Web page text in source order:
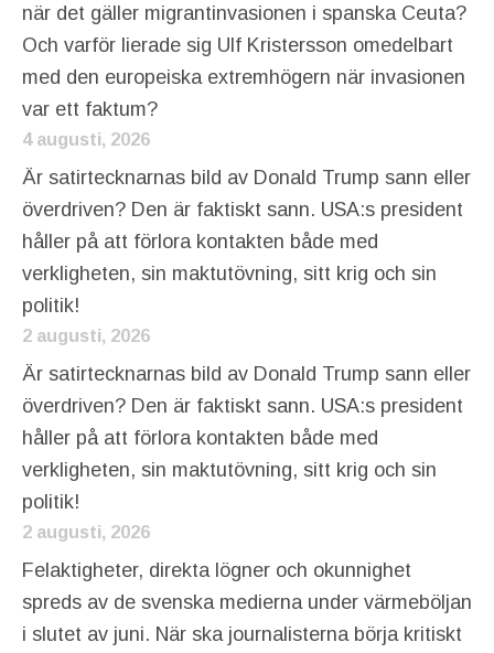
när det gäller migrantinvasionen i spanska Ceuta?
Och varför lierade sig Ulf Kristersson omedelbart
med den europeiska extremhögern när invasionen
var ett faktum?
4 augusti, 2026
Är satirtecknarnas bild av Donald Trump sann eller
överdriven? Den är faktiskt sann. USA:s president
håller på att förlora kontakten både med
verkligheten, sin maktutövning, sitt krig och sin
politik!
2 augusti, 2026
Är satirtecknarnas bild av Donald Trump sann eller
överdriven? Den är faktiskt sann. USA:s president
håller på att förlora kontakten både med
verkligheten, sin maktutövning, sitt krig och sin
politik!
2 augusti, 2026
Felaktigheter, direkta lögner och okunnighet
spreds av de svenska medierna under värmeböljan
i slutet av juni. När ska journalisterna börja kritiskt